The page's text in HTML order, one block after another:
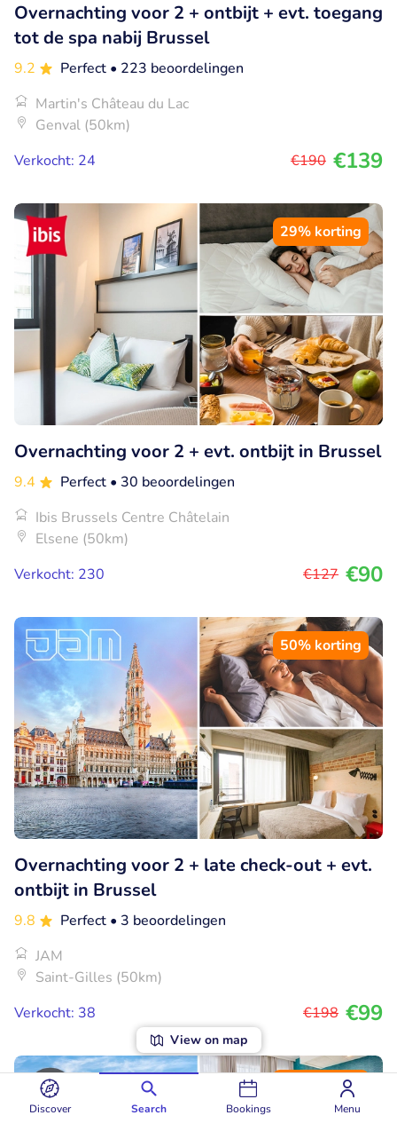
Discover Search Bookings Menu
View on map
Overnachting voor 2 + ontbijt + evt. toegang
tot de spa nabij Brussel
9.2 Perfect • 223 beoordelingen
Martin's Château du Lac
Genval (50km)
Verkocht: 24
€190 €139
29% korting
Overnachting voor 2 + evt. ontbijt in Brussel
9.4 Perfect • 30 beoordelingen
Ibis Brussels Centre Châtelain
Elsene (50km)
Verkocht: 230
€127 €90
50% korting
Overnachting voor 2 + late check-out + evt.
ontbijt in Brussel
9.8 Perfect • 3 beoordelingen
JAM
Saint-Gilles (50km)
Verkocht: 38
€198 €99
41% korting